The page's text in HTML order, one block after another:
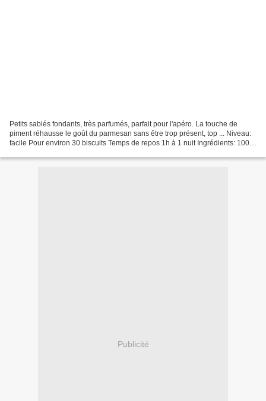
Petits sablés fondants, très parfumés, parfait pour l'apéro. La touche de
piment réhausse le goût du parmesan sans être trop présent, top ... Niveau:
facile Pour environ 30 biscuits Temps de repos 1h à 1 nuit Ingrédients: 100 g
Publicité